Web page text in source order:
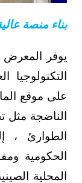
بناء منصة
يوفر
التكنولوجيا
على موقع
الناضجة مثل
الطوارئ ،
الحكومية
المحلية